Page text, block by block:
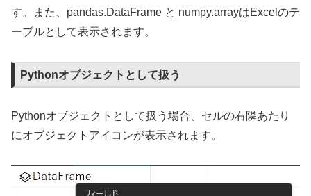
す。また、pandas.DataFrame と numpy.arrayはExcelのテ
ーブルとして表示されます。
Pythonオブジェクトとして扱う
Pythonオブジェクトとして扱う場合、セルの右隣あたり
にオブジェクトアイコンが表示されます。